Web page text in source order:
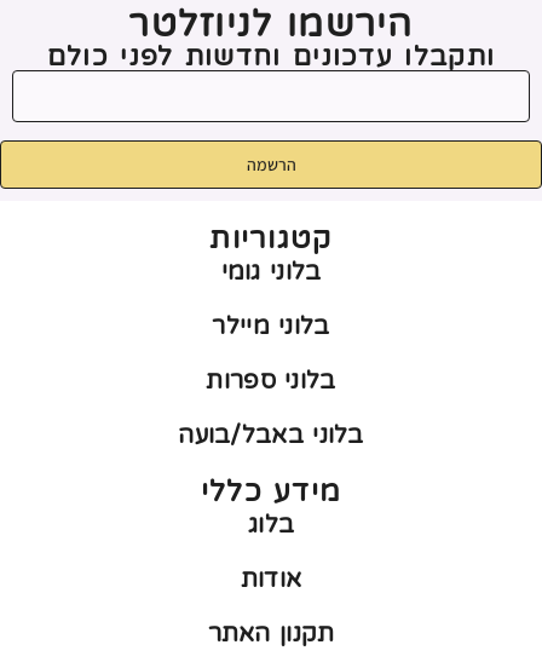
הירשמו לניוזלטר
ותקבלו עדכונים וחדשות לפני כולם
הרשמה
קטגוריות
בלוני גומי
בלוני מיילר
בלוני ספרות
בלוני באבל/בועה
מידע כללי
בלוג
אודות
תקנון האתר